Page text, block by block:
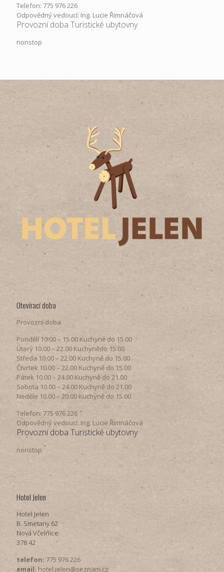
Telefon: 775 976 226
Odpovědný vedoucí: Ing. Lucie Řimnáčová
Provozní doba Turistické ubytovny
nonstop
Otevírací doba
Provozní doba
Pondělí​ 10.00 – 15.00​​ Kuchyně do 15.00
Úterý ​10.00 – 22.00​​ Kuchynědo 15.00
Středa ​10.00 – 22.00 ​​Kuchyně do 15.00
Čtvrtek​ 10.00 – 22.00 ​​Kuchyně do 15.00
Pátek​ 10.00 – 24.00​​ Kuchyně do 21.00
Sobota ​10.00 – 24.00​​ Kuchyně do 21.00
Neděle ​10.00 – 20.00​​ Kuchyně do 15.00
Telefon: 775 976 226
Odpovědný vedoucí: Ing. Lucie Řimnáčová
Provozní doba Turistické ubytovny
nonstop
Hotel Jelen
Hotel Jelen
B. Smetany 62
Nová Včelnice
378 42
telefon: 775 976 226
email: hotel.jelen@seznam.cz